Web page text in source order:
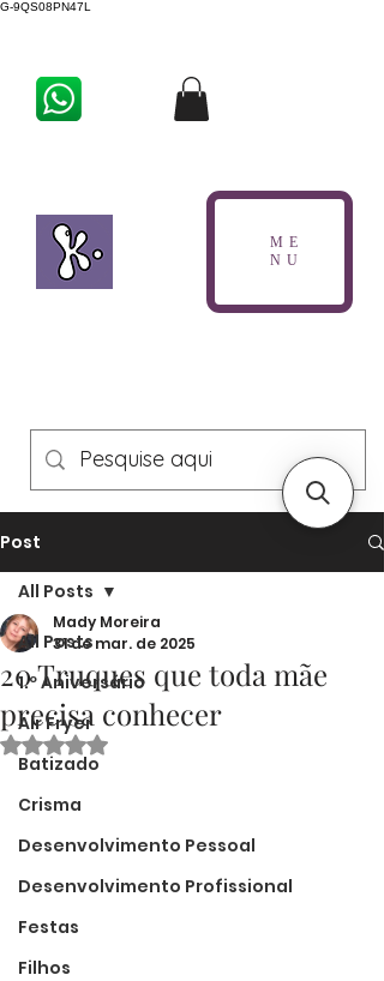
G-9QS08PN47L
ME
NU
Post
All Posts
1.º Aniversário
Air Fryer
Batizado
Crisma
Desenvolvimento Pessoal
Desenvolvimento Profissional
Festas
Filhos
All Posts
20 Truques que toda mãe
precisa conhecer
Mady Moreira
31 de mar. de 2025
Avaliado com NaN de 5 estrelas.